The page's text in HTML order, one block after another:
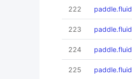
222
223
224
225